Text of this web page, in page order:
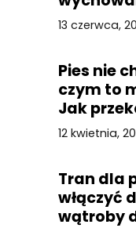
13 czerwca,
Pies nie
czym to
Jak
picia?
12 kwietnia,
Tran dla
włączyć
wątroby